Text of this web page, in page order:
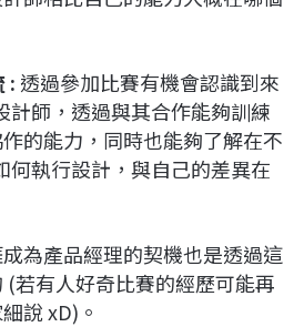
: 透過參加比賽有機會認識到來
計師，透過與其合作能夠訓練
的能力，同時也能夠了解在不
何執行設計，與自己的差異在
為產品經理的契機也是透過這
若有人好奇比賽的經歷可能再
說 xD)。